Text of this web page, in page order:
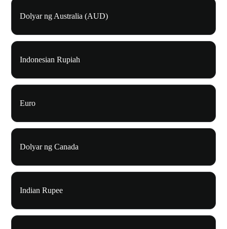
Dolyar ng Australia (AUD)
Indonesian Rupiah
Euro
Dolyar ng Canada
Indian Rupee